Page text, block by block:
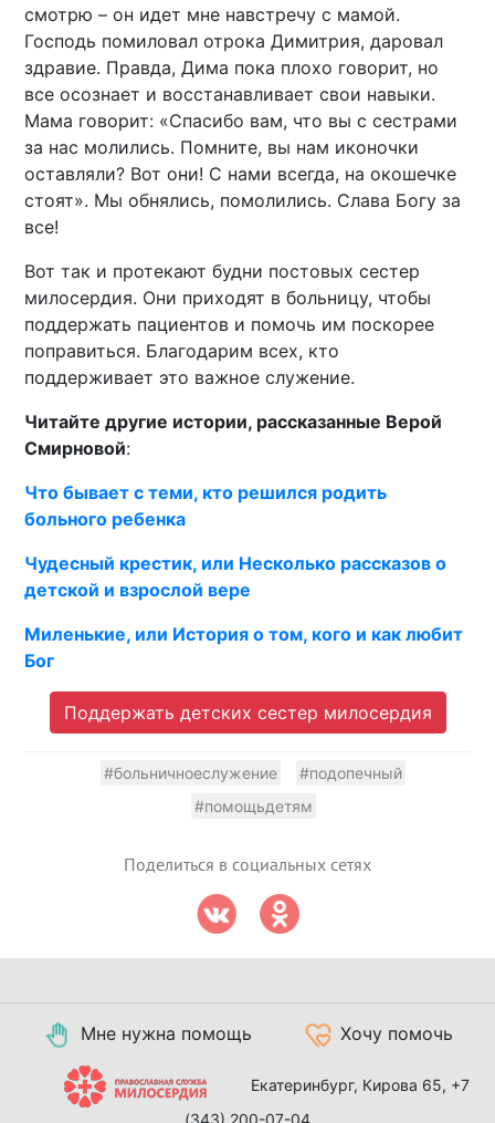
смотрю – он идет мне навстречу с мамой.
Господь помиловал отрока Димитрия, даровал
здравие. Правда, Дима пока плохо говорит, но
все осознает и восстанавливает свои навыки.
Мама говорит: «Спасибо вам, что вы с сестрами
за нас молились. Помните, вы нам иконочки
оставляли? Вот они! С нами всегда, на окошечке
стоят». Мы обнялись, помолились. Слава Богу за
все!
Вот так и протекают будни постовых сестер
милосердия. Они приходят в больницу, чтобы
поддержать пациентов и помочь им поскорее
поправиться. Благодарим всех, кто
поддерживает это важное служение.
Читайте другие истории, рассказанные Верой
Смирновой:
Что бывает с теми, кто решился родить
больного ребенка
Чудесный крестик, или Несколько рассказов о
детской и взрослой вере
Миленькие, или История о том, кого и как любит
Бог
Поддержать детских сестер милосердия
#больничноеслужение
#подопечный
#помощьдетям
Поделиться в социальных сетях
Мне нужна помощь Хочу помочь
Екатеринбург, Кирова 65, +7
(343) 200-07-04